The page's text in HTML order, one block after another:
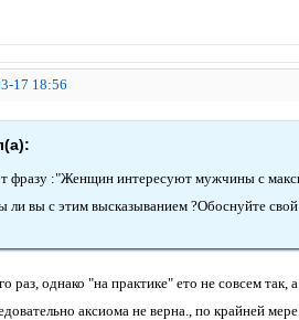
17 18:56
фразу :"Женщин интересуют мужчины с
вы с этим высказыванием ?Обоснуйте
раз, однако "на практике" ето не совсем
аксиома не верна., по крайней мере